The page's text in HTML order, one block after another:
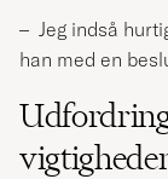
– Jeg indså
han med en